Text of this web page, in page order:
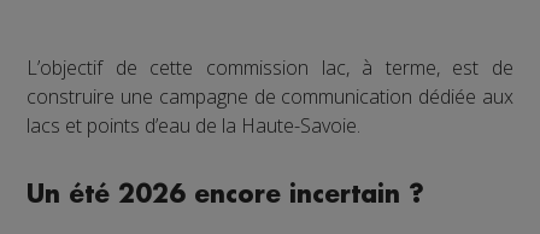
L’objectif de cette commission lac, à terme, est de
construire une campagne de communication dédiée aux
lacs et points d’eau de la Haute-Savoie.
Un été 2026 encore incertain ?